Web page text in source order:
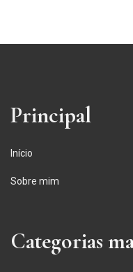
Principal
Início
Sobre mim
Categorias